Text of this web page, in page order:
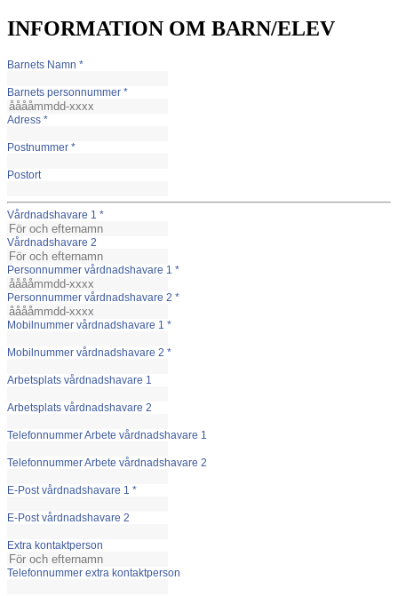
INFORMATION OM BARN/ELEV
Barnets Namn *
Barnets personnummer *
Adress *
Postnummer *
Postort
Vårdnadshavare 1 *
Vårdnadshavare 2
Personnummer vårdnadshavare 1 *
Personnummer vårdnadshavare 2 *
Mobilnummer vårdnadshavare 1 *
Mobilnummer vårdnadshavare 2 *
Arbetsplats vårdnadshavare 1
Arbetsplats vårdnadshavare 2
Telefonnummer Arbete vårdnadshavare 1
Telefonnummer Arbete vårdnadshavare 2
E-Post vårdnadshavare 1 *
E-Post vårdnadshavare 2
Extra kontaktperson
Telefonnummer extra kontaktperson